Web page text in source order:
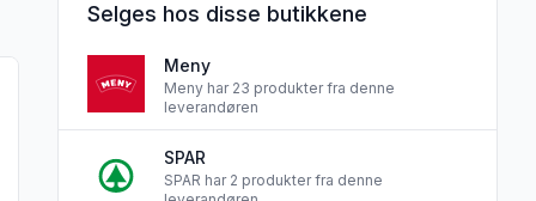
0,33l flaske"
"Strandøl 0,33l flaske Aasgaard"
Selges hos disse butikkene
Meny
Meny har 23 produkter fra denne
leverandøren
SPAR
SPAR har 2 produkter fra denne